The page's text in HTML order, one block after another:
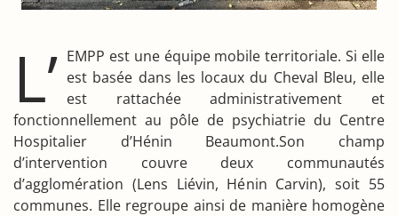
L’ EMPP est une équipe mobile territoriale. Si elle
est basée dans les locaux du Cheval Bleu, elle
est rattachée administrativement et
fonctionnellement au pôle de psychiatrie du Centre
Hospitalier d’Hénin Beaumont.Son champ
d’intervention couvre deux communautés
d’agglomération (Lens Liévin, Hénin Carvin), soit 55
communes. Elle regroupe ainsi de manière homogène